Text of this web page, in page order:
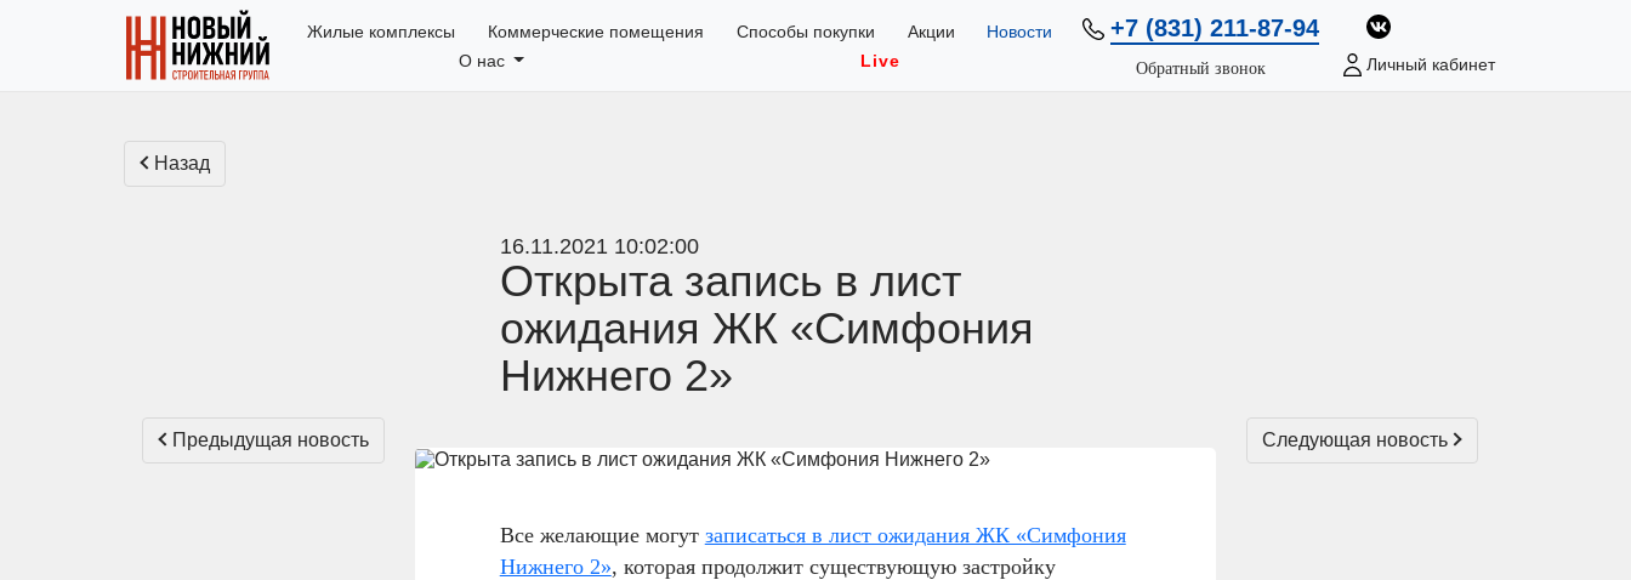
Жилые комплексы Коммерческие помещения Способы покупки Акции
Новости
О нас
Live
+7 (831) 211-87-94
Обратный звонок Личный кабинет
Назад
Предыдущая новость
16.11.2021 10:02:00
Открыта запись в лист
ожидания ЖК «Симфония
Нижнего 2»
Все желающие могут записаться в лист ожидания ЖК «Симфония
Нижнего 2», которая продолжит существующую застройку
Следующая новость
Оставить заявку
Также Вы можете позвонить нам по контактному номеру телефона или прийти в офис продаж.